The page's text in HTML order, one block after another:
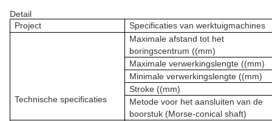
Detail
Project
Specificaties van werktuigmachines
Technische specificaties
Maximale afstand tot het
boringscentrum ((mm)
Maximale verwerkingslengte ((mm)
Minimale verwerkingslengte ((mm)
Stroke ((mm)
Metode voor het aansluiten van de
boorstuk (Morse-conical shaft)